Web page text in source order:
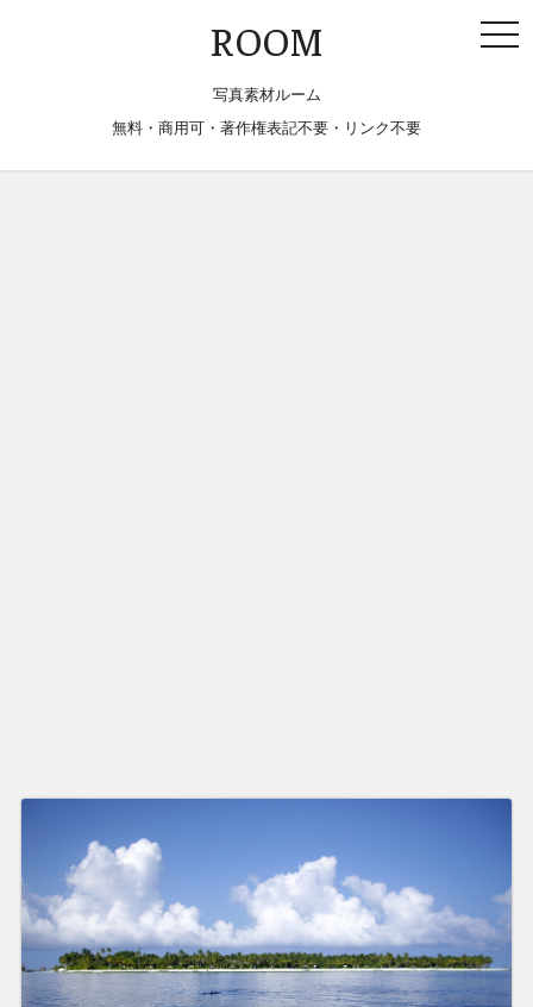
ROOM
写真素材ルーム
無料・商用可・著作権表記不要・リンク不要